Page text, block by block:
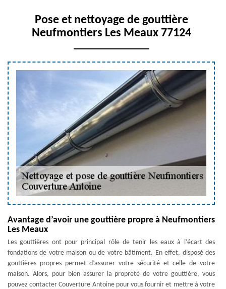
Pose et nettoyage de gouttière
Neufmontiers Les Meaux 77124
Avantage d’avoir une gouttière propre à Neufmontiers
Les Meaux
Les gouttières ont pour principal rôle de tenir les eaux à l’écart des
fondations de votre maison ou de votre bâtiment. En effet, disposé des
gouttières propres permet d’assurer votre sécurité et celle de votre
maison. Alors, pour bien assurer la propreté de votre gouttière, vous
pouvez contacter Couverture Antoine pour vous fournir et mettre à votre